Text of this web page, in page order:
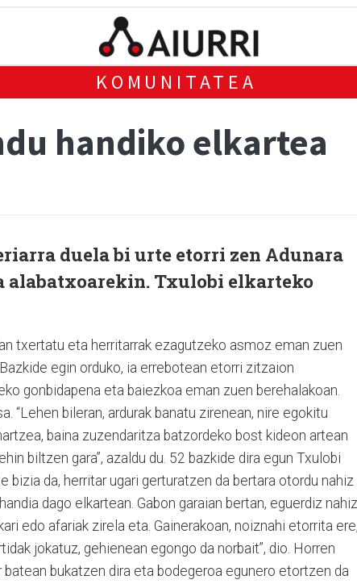
KOMUNITATEA
handiko elkartea
duela bi urte etorri zen Adunara
alabatxoarekin. Txulobi elkarteko
txertatu eta herritarrak ezagutzeko asmoz eman zuen
egin orduko, ia errebotean etorri zitzaion
gonbidapena eta baiezkoa eman zuen berehalakoan.
“Lehen bileran, ardurak banatu zirenean, nire egokitu
baina zuzendaritza batzordeko bost kideon artean
biltzen gara”, azaldu du. 52 bazkide dira egun Txulobi
bizia da, herritar ugari gerturatzen da bertara otordu nahiz
dago elkartean. Gabon garaian bertan, eguerdiz nahiz
edo afariak zirela eta. Gainerakoan, noiznahi etorrita ere,
jokatuz, gehienean egongo da norbait”, dio. Horren
batean bukatzen dira eta bodegeroa egunero etortzen da